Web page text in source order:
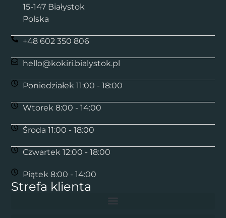
15-147 Białystok
Polska
+48 602 350 806
hello@kokiri.bialystok.pl
Poniedziałek 11:00 - 18:00
Wtorek 8:00 - 14:00
Środa 11:00 - 18:00
Czwartek 12:00 - 18:00
Piątek 8:00 - 14:00
Strefa klienta